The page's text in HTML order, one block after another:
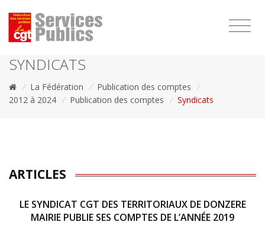
SYNDICATS
/ La Fédération / Publication des comptes /
2012 à 2024 / Publication des comptes / Syndicats
ARTICLES
LE SYNDICAT CGT DES TERRITORIAUX DE DONZERE
MAIRIE PUBLIE SES COMPTES DE L’ANNÉE 2019